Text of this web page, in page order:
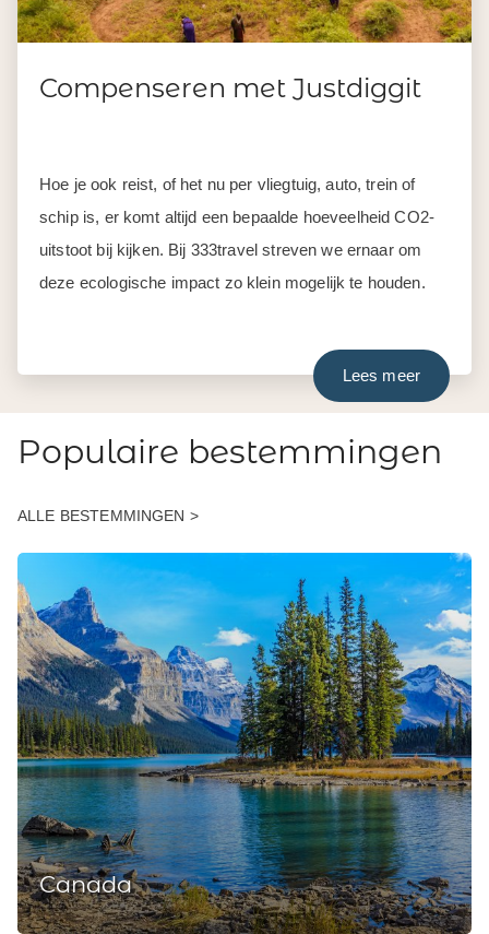
Compenseren met Justdiggit
Hoe je ook reist, of het nu per vliegtuig, auto, trein of
schip is, er komt altijd een bepaalde hoeveelheid CO2-
uitstoot bij kijken. Bij 333travel streven we ernaar om
deze ecologische impact zo klein mogelijk te houden.
Lees meer
Populaire bestemmingen
ALLE BESTEMMINGEN >
Canada